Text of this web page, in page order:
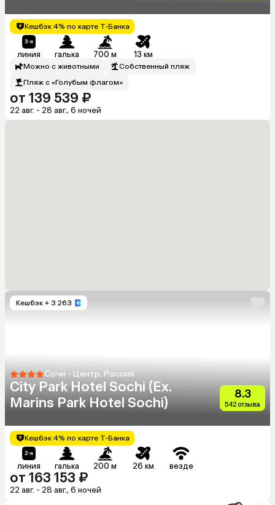
Кешбэк 4% по карте Т-Банка
линия галька 700 м 13 км
Можно с животными
Собственный пляж
Пляж с «Голубым флагом»
от 139 539 ₽
22 авг. - 28 авг., 6 ночей
Кешбэк + 3 263
Сочи - Центр, Россия
City Park Hotel Sochi (Ex.
Marins Park Hotel Sochi)
8.3
542 отзыва
Кешбэк 4% по карте Т-Банка
линия галька 200 м 26 км везде
от 163 153 ₽
22 авг. - 28 авг., 6 ночей